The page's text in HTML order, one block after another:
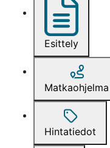
Esittely
Matkaohjelma
Hintatiedot